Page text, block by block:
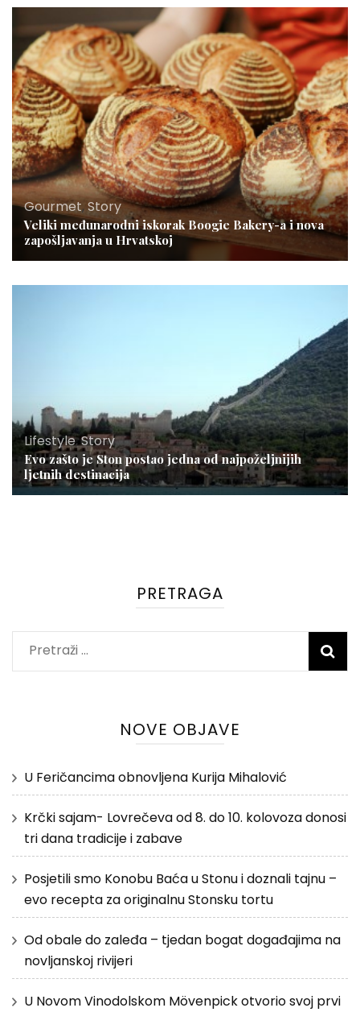
Gourmet, Story
Veliki međunarodni iskorak Boogie Bakery-a i nova
zapošljavanja u Hrvatskoj
Lifestyle,Story
Evo zašto je Ston postao jedna od najpoželjnijih
ljetnih destinacija
PRETRAGA
Pretraži:
NOVE OBJAVE
U Feričancima obnovljena Kurija Mihalović
Krčki sajam- Lovrečeva od 8. do 10. kolovoza donosi
tri dana tradicije i zabave
Posjetili smo Konobu Baća u Stonu i doznali tajnu –
evo recepta za originalnu Stonsku tortu
Od obale do zaleđa – tjedan bogat događajima na
novljanskoj rivijeri
U Novom Vinodolskom Mövenpick otvorio svoj prvi